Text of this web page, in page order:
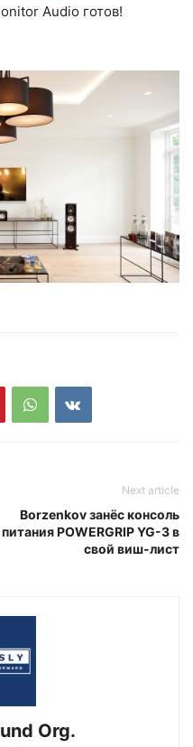
Audio готов!
Next article
Borzenkov занёс консоль
питания POWERGRIP YG-3 в
свой виш-лист
Org.